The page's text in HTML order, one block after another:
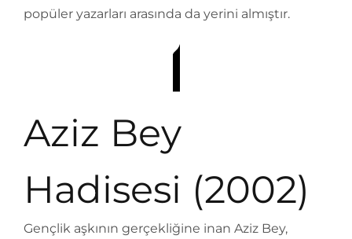
popüler yazarları arasında da yerini almıştır.
Aziz Bey
Hadisesi (2002)
Gençlik aşkının gerçekliğine inan Aziz Bey,